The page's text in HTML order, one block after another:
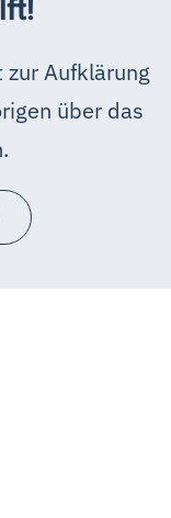
Aufklärung
über das